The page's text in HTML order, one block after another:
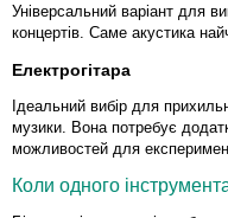
Універсальний варіант для
концертів. Саме акустика
Електрогітара
Ідеальний вибір для
музики. Вона потребує
можливостей для
Коли одного